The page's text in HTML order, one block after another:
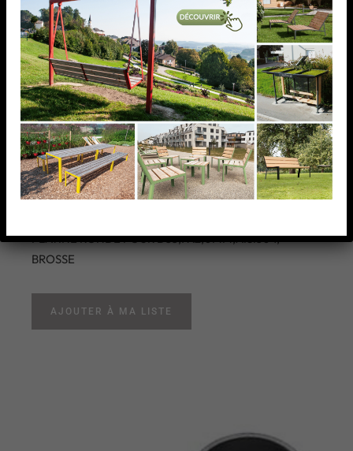
PLATINE RONDE POUR
D33,7X2,0MM,AISI304,
BROSSE
PLATINE RONDE POUR D33,7X2,0MM,AISI304,
BROSSE
AJOUTER À MA LISTE